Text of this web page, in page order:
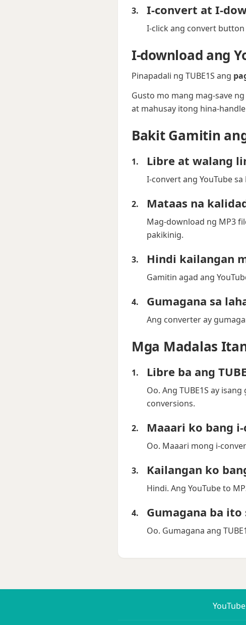
I-convert at I-
I-click ang convert
I-download ang
Pinapadali ng TUBE1S ang
Gusto mo mang mag-save
at mahusay itong hina-
Bakit Gamitin
Libre at walang
I-convert ang YouTube
Mataas na
Mag-download ng MP3
pakikinig.
Hindi kailangan
Gamitin agad ang
Gumagana sa
Ang converter ay
Mga Madalas
Libre ba ang
Oo. Ang TUBE1S ay
conversions.
Maaari ko bang
Oo. Maaari mong i-
Kailangan ko
Hindi. Ang YouTube to
Gumagana ba ito
Oo. Gumagana ang